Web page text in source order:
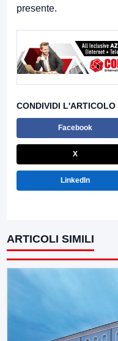
presente.
CONDIVIDI L'ARTICOLO
Facebook
X
LinkedIn
ARTICOLI SIMILI